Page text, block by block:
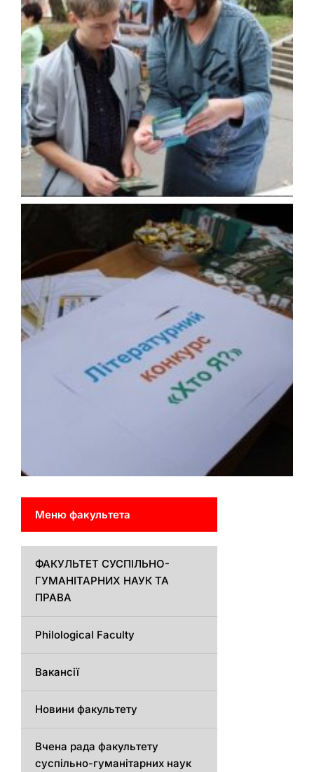
Меню факультета
ФАКУЛЬТЕТ СУСПІЛЬНО-
ГУМАНІТАРНИХ НАУК ТА
ПРАВА
Philological Faculty
Вакансії
Новини факультету
Вчена рада факультету
суспільно-гуманітарних наук